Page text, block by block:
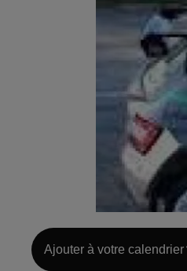
Ajouter à votre calendrier